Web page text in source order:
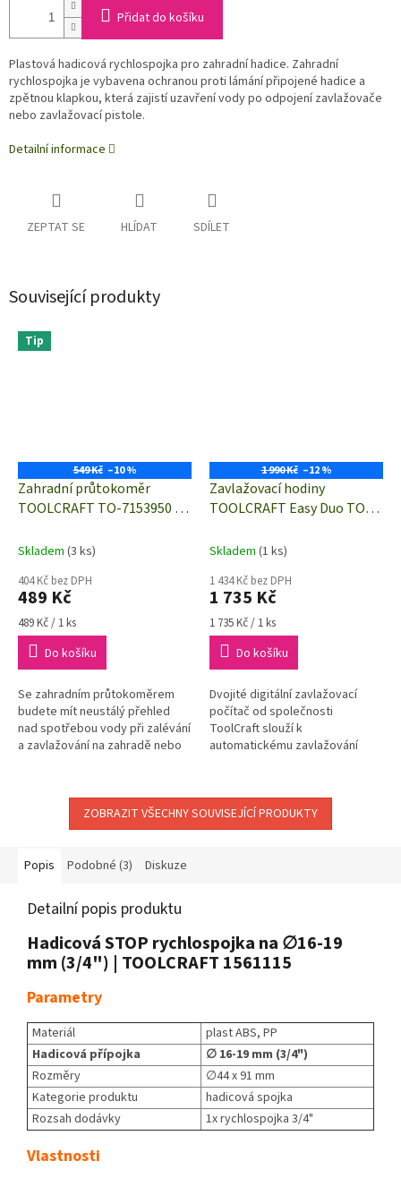
Přidat do košíku
Plastová hadicová rychlospojka pro zahradní hadice. Zahradní
rychlospojka je vybavena ochranou proti lámání připojené hadice a
zpětnou klapkou, která zajistí uzavření vody po odpojení zavlažovače
nebo zavlažovací pistole.
Detailní informace
ZEPTAT SE HLÍDAT SDÍLET
Související produkty
Tip
549 Kč –10 %
Zahradní průtokoměr
TOOLCRAFT TO-7153950 |
nebo rychlospojky 1/2"
Skladem (3 ks)
404 Kč bez DPH
489 Kč
Měrná
cena:
489 Kč / 1 ks
Do košíku
Se zahradním průtokoměrem
budete mít neustálý přehled
nad spotřebou vody při zalévání
a zavlažování na zahradě nebo
1 990 Kč –12 %
Zavlažovací hodiny
TOOLCRAFT Easy Duo TO-
ovládané výstupy
Skladem (1 ks)
1 434 Kč bez DPH
1 735 Kč
Měrná
cena:
1 735 Kč / 1 ks
Do košíku
Dvojité digitální zavlažovací
počítač od společnosti
ToolCraft slouží k
automatickému zavlažování
venkovní použití. Můžete...
ZOBRAZIT VŠECHNY SOUVISEJÍCÍ PRODUKTY
Popis Podobné (3) Diskuze
Detailní popis produktu
Hadicová STOP rychlospojka na ∅16-19
mm (3/4") | TOOLCRAFT 1561115
Parametry
Materiál
plast ABS, PP
Hadicová přípojka
∅ 16-19 mm (3/4")
Rozměry
∅44 x 91 mm
Kategorie produktu
hadicová spojka
Rozsah dodávky
1x rychlospojka 3/4"
Vlastnosti